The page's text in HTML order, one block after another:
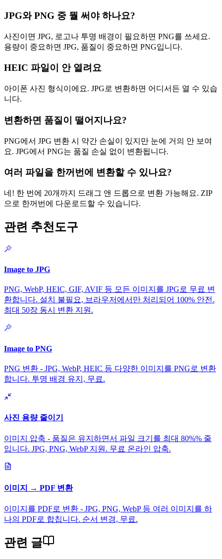
JPG와 PNG 중 뭘 써야 하나요?
사진이면 JPG, 로고나 투명 배경이 필요하면 PNG를 쓰세요.
용량이 중요하면 JPG, 품질이 중요하면 PNG입니다.
HEIC 파일이 안 열려요
아이폰 사진 형식이에요. JPG로 변환하면 어디서든 열 수 있습
니다.
변환하면 품질이 떨어지나요?
PNG에서 JPG 변환 시 약간 손실이 있지만 눈에 거의 안 보여
요. JPG에서 PNG는 품질 손실 없이 변환됩니다.
여러 파일을 한꺼번에 변환할 수 있나요?
네! 한 번에 20개까지 드래그 앤 드롭으로 변환 가능해요. ZIP
으로 한꺼번에 다운로드할 수 있습니다.
관련 추천도구
Image to JPG
PNG, WebP, HEIC, GIF, AVIF 등 모든 이미지를 JPG로 무료 변
환합니다. 설치 불필요, 브라우저에서만 처리되어 100% 안전.
최대 50장 동시 변환 지원.
Image to PNG
PNG 변환 - JPG, WebP, HEIC 등 다양한 이미지를 PNG로 변환
합니다. 투명 배경 유지, 무료.
사진 용량 줄이기
이미지 압축 - 품질은 유지하면서 파일 크기를 최대 80%% 줄
입니다. JPG, PNG, WebP 지원. 무료 온라인 압축.
이미지 → PDF 변환
이미지를 PDF로 변환 - JPG, PNG, WebP 등 여러 이미지를 하
나의 PDF로 합칩니다. 순서 변경, 무료.
관련 글